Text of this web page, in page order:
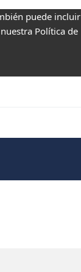
puede incluir
Política de